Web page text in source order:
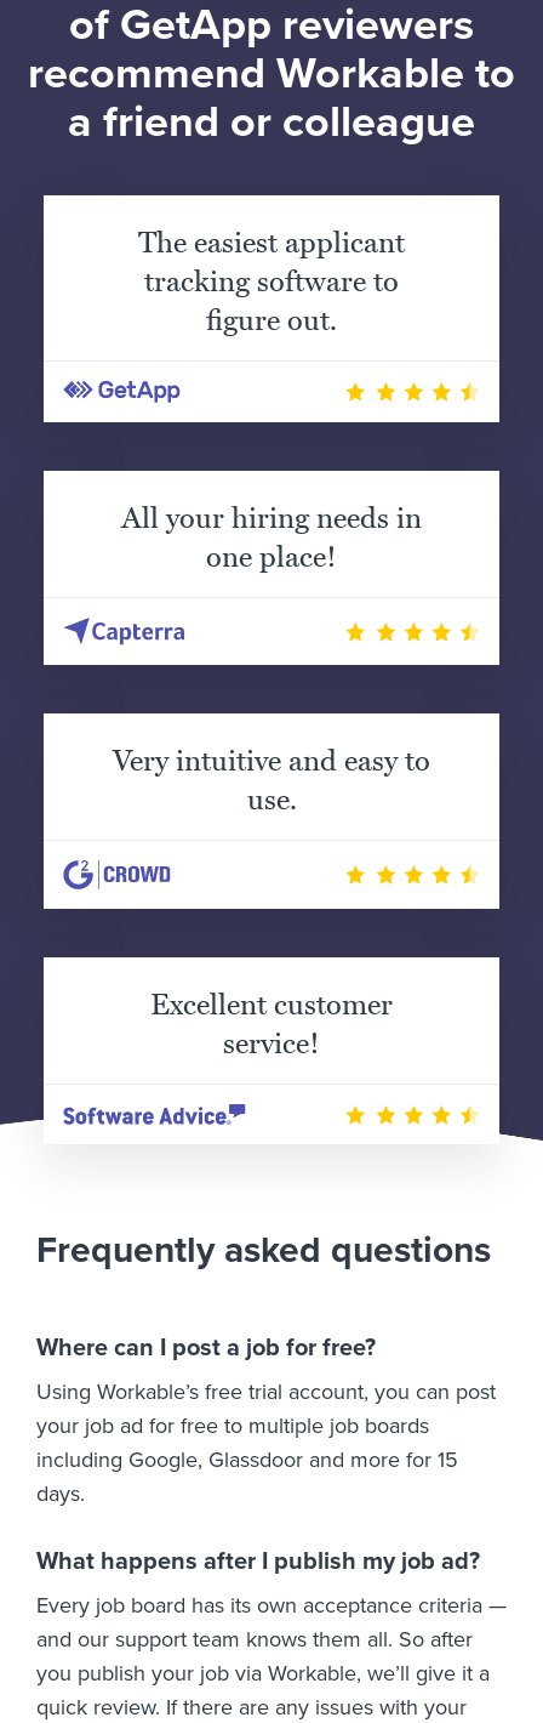
of GetApp reviewers
recommend Workable to
a friend or colleague
The easiest applicant
tracking software to
figure out.
All your hiring needs in
one place!
Very intuitive and easy to
use.
Excellent customer
service!
Frequently asked questions
Where can I post a job for free?
Using Workable’s free trial account, you can post
your job ad for free to multiple job boards
including Google, Glassdoor and more for 15
days.
What happens after I publish my job ad?
Every job board has its own acceptance criteria —
and our support team knows them all. So after
you publish your job via Workable, we’ll give it a
quick review. If there are any issues with your